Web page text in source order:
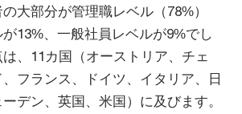
大部分が管理職レベル（78%）
13%、一般社員レベルが9%でし
、11カ国（オーストリア、チェ
フランス、ドイツ、イタリア、日
デン、英国、米国）に及びます。